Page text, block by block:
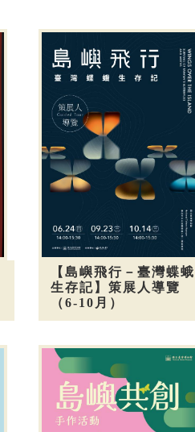
【島嶼飛行－臺灣蝶蛾
生存記】策展人導覽
（6-10月）